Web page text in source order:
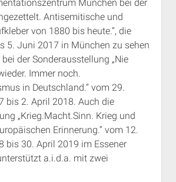
München bei der
Antisemitische und
von 1880 bis heute.“, die
5. Juni 2017 in München zu sehen
der Sonderausstellung „Nie
Immer noch.
in Deutschland.“ vom 29.
bis 2. April 2018. Auch die
„Krieg.Macht.Sinn. Krieg und
Erinnerung.“ vom 12.
bis 30. April 2019 im Essener
a.i.d.a. mit zwei